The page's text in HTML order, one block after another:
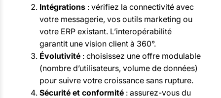
Intégrations : vérifiez la connectivité avec
votre messagerie, vos outils marketing ou
votre ERP existant. L’interopérabilité
garantit une vision client à 360°.
Évolutivité : choisissez une offre modulable
(nombre d’utilisateurs, volume de données)
pour suivre votre croissance sans rupture.
Sécurité et conformité : assurez-vous du